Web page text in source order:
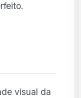
visual da